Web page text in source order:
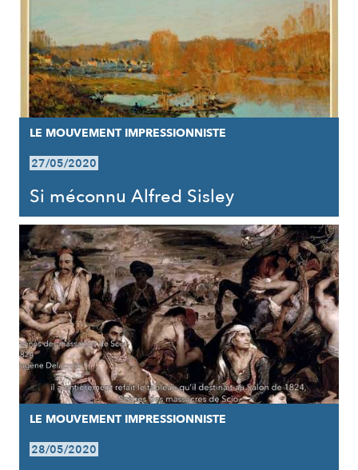
LE MOUVEMENT IMPRESSIONNISTE
27/05/2020
Si méconnu Alfred Sisley
LE MOUVEMENT IMPRESSIONNISTE
28/05/2020